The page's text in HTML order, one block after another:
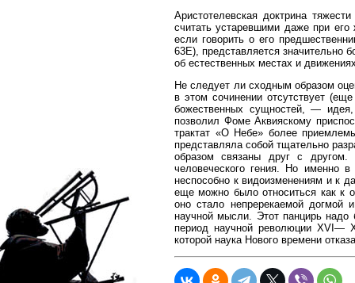
Аристотелевская доктрина
считать устаревшими даже при
если говорить о его
63Е), представляется значительно
об естественных местах и
Не следует ли сходным образом
в этом сочинении отсутствует
божественных сущностей, — идея,
позволил Фоме Аквияскому
трактат «О Небе» более
представляла собой тщательно
образом связаны друг с другом.
человеческого гения. Но именно в
неспособно к видоизменениям и к
еще можно было относиться как к
оно стало непререкаемой догмой
научной мысли. Этот панцирь
период научной революции XVI—
которой наука Нового времени